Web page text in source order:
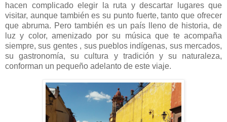
hacen complicado elegir la ruta y descartar lugares que
visitar, aunque también es su punto fuerte, tanto que ofrecer
que abruma. Pero también es un país lleno de historia, de
luz y color, amenizado por su música que te acompaña
siempre, sus gentes , sus pueblos indígenas, sus mercados,
su gastronomía, su cultura y tradición y su naturaleza,
conforman un pequeño adelanto de este viaje.